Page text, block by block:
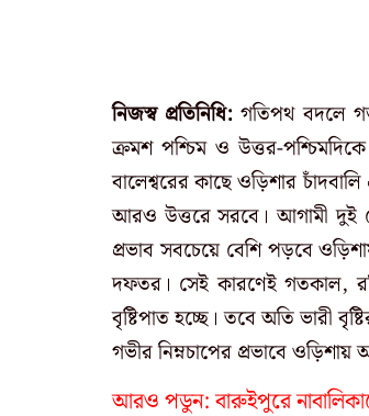
নিজস্ব প্রতিনিধি: গতিপথ বদলে
ক্রমশ পশ্চিম ও উত্তর-
বালেশ্বরের কাছে ওড়িশার
আরও উত্তরে সরবে।আগামী দুই
প্রভাব সবচেয়ে বেশি পড়বে
দফতর। সেই কারণেই গতকাল,
বৃষ্টিপাত হচ্ছে। তবে অতি ভারী
গভীর নিম্নচাপের প্রভাবে ওড়িশায়
আরও পডুন:বারুইপুরে